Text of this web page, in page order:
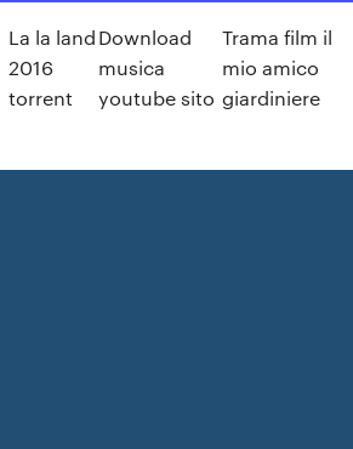
La la land
2016
torrent
Download
musica
youtube sito
Trama film il
mio amico
giardiniere